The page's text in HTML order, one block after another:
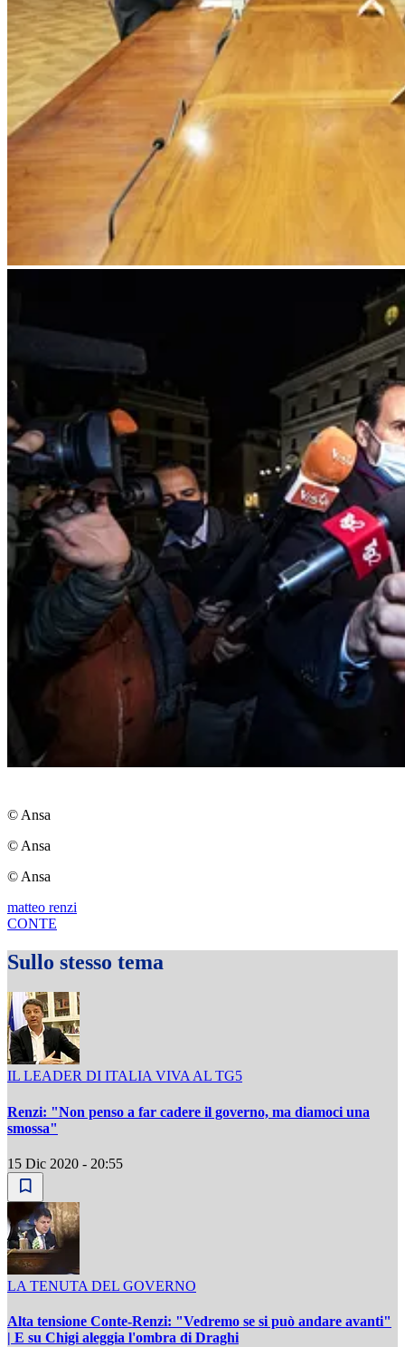
© Ansa
© Ansa
© Ansa
matteo renzi
CONTE
Sullo stesso tema
IL LEADER DI ITALIA VIVA AL TG5
Renzi: "Non penso a far cadere il governo, ma diamoci una
smossa"
15 Dic 2020 - 20:55
LA TENUTA DEL GOVERNO
Alta tensione Conte-Renzi: "Vedremo se si può andare avanti"
| E su Chigi aleggia l'ombra di Draghi